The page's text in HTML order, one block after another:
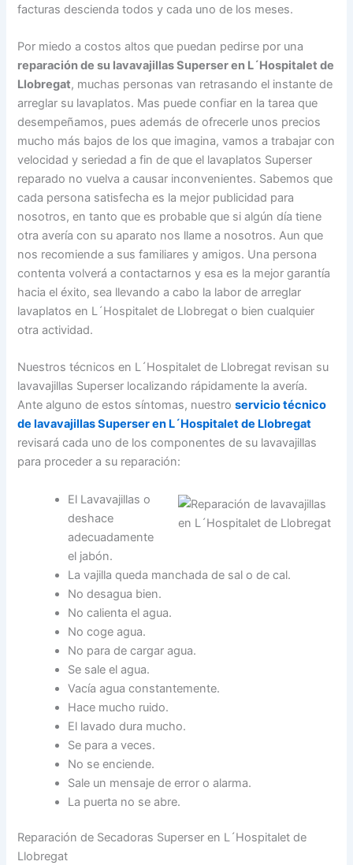
facturas descienda todos y cada uno de los meses.
Por miedo a costos altos que puedan pedirse por una
reparación de su lavavajillas Superser en L´Hospitalet de
Llobregat, muchas personas van retrasando el instante de
arreglar su lavaplatos. Mas puede confiar en la tarea que
desempeñamos, pues además de ofrecerle unos precios
mucho más bajos de los que imagina, vamos a trabajar con
velocidad y seriedad a fin de que el lavaplatos Superser
reparado no vuelva a causar inconvenientes. Sabemos que
cada persona satisfecha es la mejor publicidad para
nosotros, en tanto que es probable que si algún día tiene
otra avería con su aparato nos llame a nosotros. Aun que
nos recomiende a sus familiares y amigos. Una persona
contenta volverá a contactarnos y esa es la mejor garantía
hacia el éxito, sea llevando a cabo la labor de arreglar
lavaplatos en L´Hospitalet de Llobregat o bien cualquier
otra actividad.
Nuestros técnicos en L´Hospitalet de Llobregat revisan su
lavavajillas Superser localizando rápidamente la avería.
Ante alguno de estos síntomas, nuestroservicio técnico
de lavavajillas Superser en L´Hospitalet de Llobregat
revisará cada uno de los componentes de su lavavajillas
para proceder a su reparación:
El Lavavajillas o
deshace
adecuadamente
el jabón.
La vajilla queda manchada de sal o de cal.
No desagua bien.
No calienta el agua.
No coge agua.
No para de cargar agua.
Se sale el agua.
Vacía agua constantemente.
Hace mucho ruido.
El lavado dura mucho.
Se para a veces.
No se enciende.
Sale un mensaje de error o alarma.
La puerta no se abre.
Reparación de Secadoras Superser en L´Hospitalet de
Llobregat